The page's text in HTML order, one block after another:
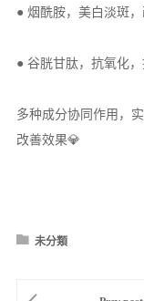
● 烟酰胺，美白淡斑
● 谷胱甘肽，抗氧化
多种成分协同作用，
改善效果💎
未分類